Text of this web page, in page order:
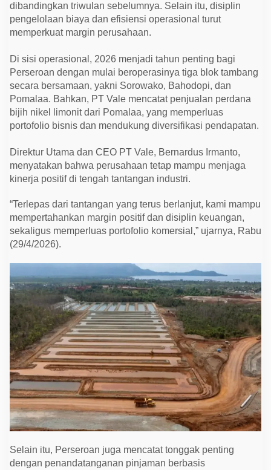
dibandingkan triwulan sebelumnya. Selain itu, disiplin
pengelolaan biaya dan efisiensi operasional turut
memperkuat margin perusahaan.
Di sisi operasional, 2026 menjadi tahun penting bagi
Perseroan dengan mulai beroperasinya tiga blok tambang
secara bersamaan, yakni Sorowako, Bahodopi, dan
Pomalaa. Bahkan, PT Vale mencatat penjualan perdana
bijih nikel limonit dari Pomalaa, yang memperluas
portofolio bisnis dan mendukung diversifikasi pendapatan.
Direktur Utama dan CEO PT Vale, Bernardus Irmanto,
menyatakan bahwa perusahaan tetap mampu menjaga
kinerja positif di tengah tantangan industri.
“Terlepas dari tantangan yang terus berlanjut, kami mampu
mempertahankan margin positif dan disiplin keuangan,
sekaligus memperluas portofolio komersial,” ujarnya, Rabu
(29/4/2026).
Selain itu, Perseroan juga mencatat tonggak penting
dengan penandatanganan pinjaman berbasis